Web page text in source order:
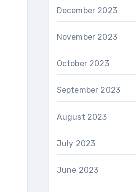
December 2023
November 2023
October 2023
September 2023
August 2023
July 2023
June 2023